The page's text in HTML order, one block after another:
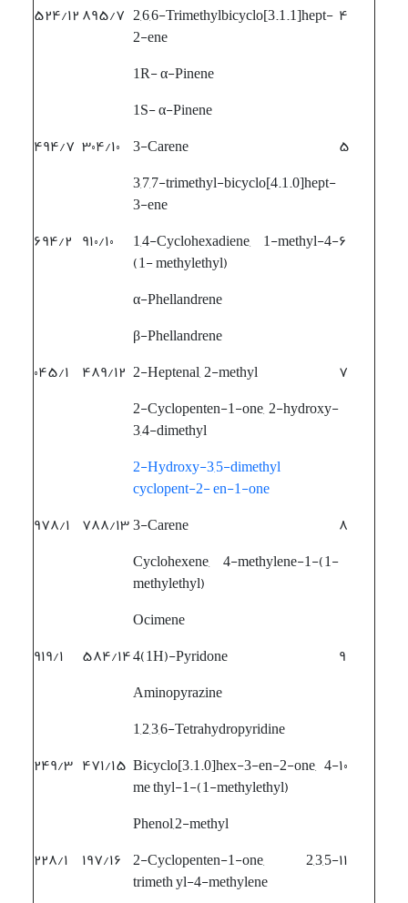
۵۲۴/۱۲۸۹۵/۷ 2,6,6-Trimethylbicyclo[3.1.1]hept-
2-ene
1R- α-Pinene
1S- α-Pinene
۴
۴۹۴/۷ ۳۰۴/۱۰ 3-Carene
3,7,7-trimethyl-bicyclo[4.1.0]hept-
3-ene
۵
۶۹۴/۲ ۹۱۰/۱۰
1,4-Cyclohexadiene, 1-methyl-4-
(1- methylethyl)
α-Phellandrene
β-Phellandrene
۶
۰۴۵/۱ ۴۸۹/۱۲ 2-Heptenal, 2-methyl
2-Cyclopenten-1-one, 2-hydroxy-
3,4-dimethyl
2-Hydroxy-3,5-dimethyl
cyclopent-2- en-1-one
۷
۹۷۸/۱ ۷۸۸/۱۳3-Carene
Cyclohexene, 4-methylene-1-(1-
methylethyl)
Ocimene
۸
۹۱۹/۱ ۵۸۴/۱۴4(1H)-Pyridone
Aminopyrazine
1,2,3,6-Tetrahydropyridine
۹
۲۴۹/۳ ۴۷۱/۱۵ Bicyclo[3.1.0]hex-3-en-2-one, 4-
me thyl-1-(1-methylethyl)
Phenol,2-methyl
۱۰
۲۲۸/۱ ۱۹۷/۱۶ 2-Cyclopenten-1-one, 2,3,5-
trimeth yl-4-methylene
۱۱